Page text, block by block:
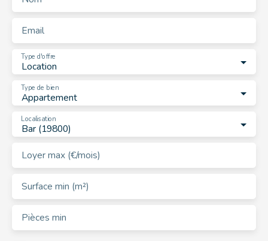
Email
Location
Type d'offre
Appartement
Type de bien
Bar (19800)
Localisation
Loyer max (€/mois)
Surface min (m²)
Pièces min